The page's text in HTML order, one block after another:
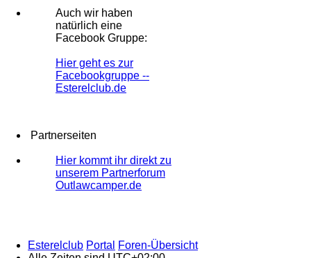
Auch wir haben
natürlich eine
Facebook Gruppe:
Hier geht es zur
Facebookgruppe --
Esterelclub.de
Partnerseiten
Hier kommt ihr direkt zu
unserem Partnerforum
Outlawcamper.de
Esterelclub Portal
Foren-Übersicht